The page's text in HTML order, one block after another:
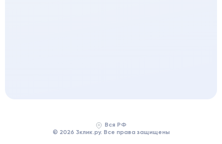
Вся РФ
© 2026 3клик.ру. Все права защищены